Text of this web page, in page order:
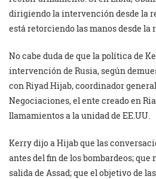
dirigiendo la intervención desde la
está retorciendo las manos desde la
No cabe duda de que la política de
intervención de Rusia, según
con Riyad Hijab, coordinador
Negociaciones, el ente creado en
llamamientos a la unidad de EE.UU.
Kerry dijo a Hijab que las
antes del fin de los bombardeos; que
salida de Assad; que el objetivo de